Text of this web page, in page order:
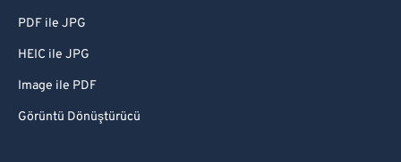
PDF ile JPG
HEIC ile JPG
Image ile PDF
Görüntü Dönüştürücü